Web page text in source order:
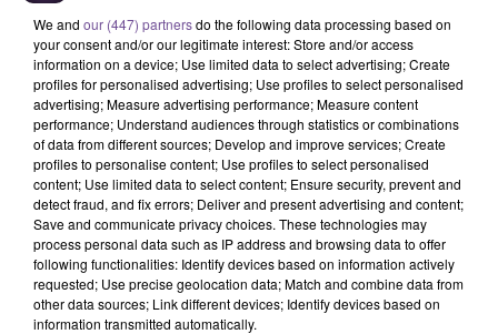
Une entreprise à Ussel recherche un
Préparateur de Commandes (H/F).
Une entreprise à Ussel recherche un Préparateur de
Commandes (H/F). Vous devrez effectuer de la préparation
We and our (447) partnersdo the following data processing based on
your consent and/or our legitimate interest: Store and/or access
information on a device; Use limited data to select advertising; Create
profiles for personalised advertising; Use profiles to select personalised
advertising; Measure advertising performance; Measure content
performance; Understand audiences through statistics or combinations
of data from different sources; Develop and improve services; Create
profiles to personalise content; Use profiles to select personalised
content; Use limited data to select content; Ensure security, prevent and
detect fraud, and fix errors; Deliver and present advertising and content;
Save and communicate privacy choices. These technologies may
process personal data such as IP address and browsing data to offer
following functionalities: Identify devices based on information actively
requested; Use precise geolocation data; Match and combine data from
other data sources; Link different devices; Identify devices based on
information transmitted automatically.